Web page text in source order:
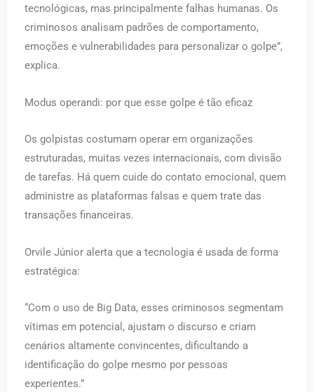
tecnológicas, mas principalmente falhas humanas. Os
criminosos analisam padrões de comportamento,
emoções e vulnerabilidades para personalizar o golpe”,
explica.
Modus operandi: por que esse golpe é tão eficaz
Os golpistas costumam operar em organizações
estruturadas, muitas vezes internacionais, com divisão
de tarefas. Há quem cuide do contato emocional, quem
administre as plataformas falsas e quem trate das
transações financeiras.
Orvile Júnior alerta que a tecnologia é usada de forma
estratégica:
“Com o uso de Big Data, esses criminosos segmentam
vítimas em potencial, ajustam o discurso e criam
cenários altamente convincentes, dificultando a
identificação do golpe mesmo por pessoas
experientes.”